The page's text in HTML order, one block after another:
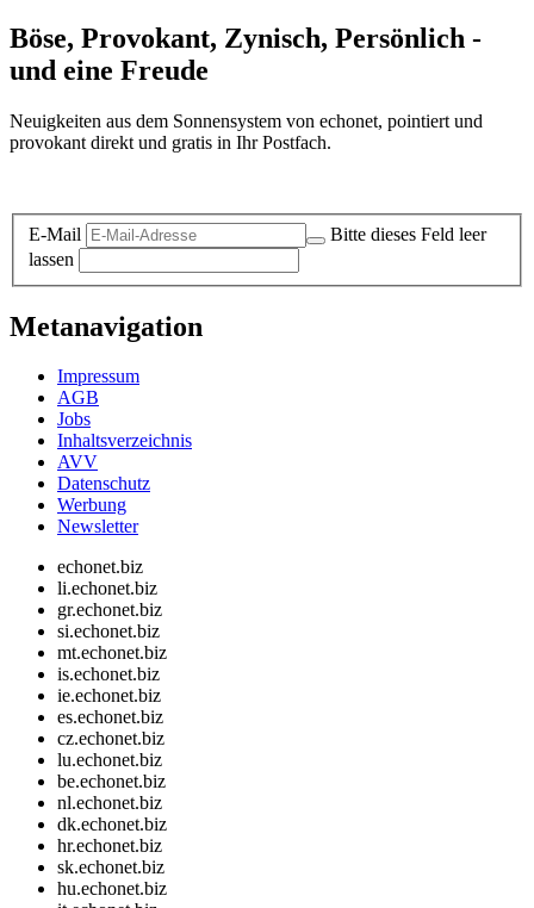
Böse, Provokant, Zynisch, Persönlich -
und eine Freude
Neuigkeiten aus dem Sonnensystem von echonet, pointiert und
provokant direkt und gratis in Ihr Postfach.
E-Mail
Bitte dieses Feld leer
lassen
Metanavigation
Impressum
AGB
Jobs
Inhaltsverzeichnis
AVV
Datenschutz
Werbung
Newsletter
echonet.biz
li.echonet.biz
gr.echonet.biz
si.echonet.biz
mt.echonet.biz
is.echonet.biz
ie.echonet.biz
es.echonet.biz
cz.echonet.biz
lu.echonet.biz
be.echonet.biz
nl.echonet.biz
dk.echonet.biz
hr.echonet.biz
sk.echonet.biz
hu.echonet.biz